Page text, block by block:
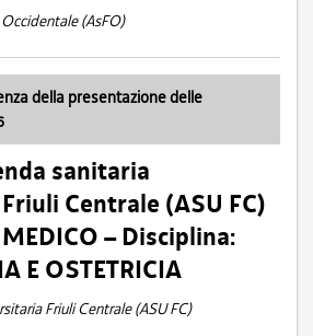
(AsFO)
della presentazione delle
sanitaria
Centrale (ASU FC)
– Disciplina:
E OSTETRICIA
Friuli Centrale (ASU FC)